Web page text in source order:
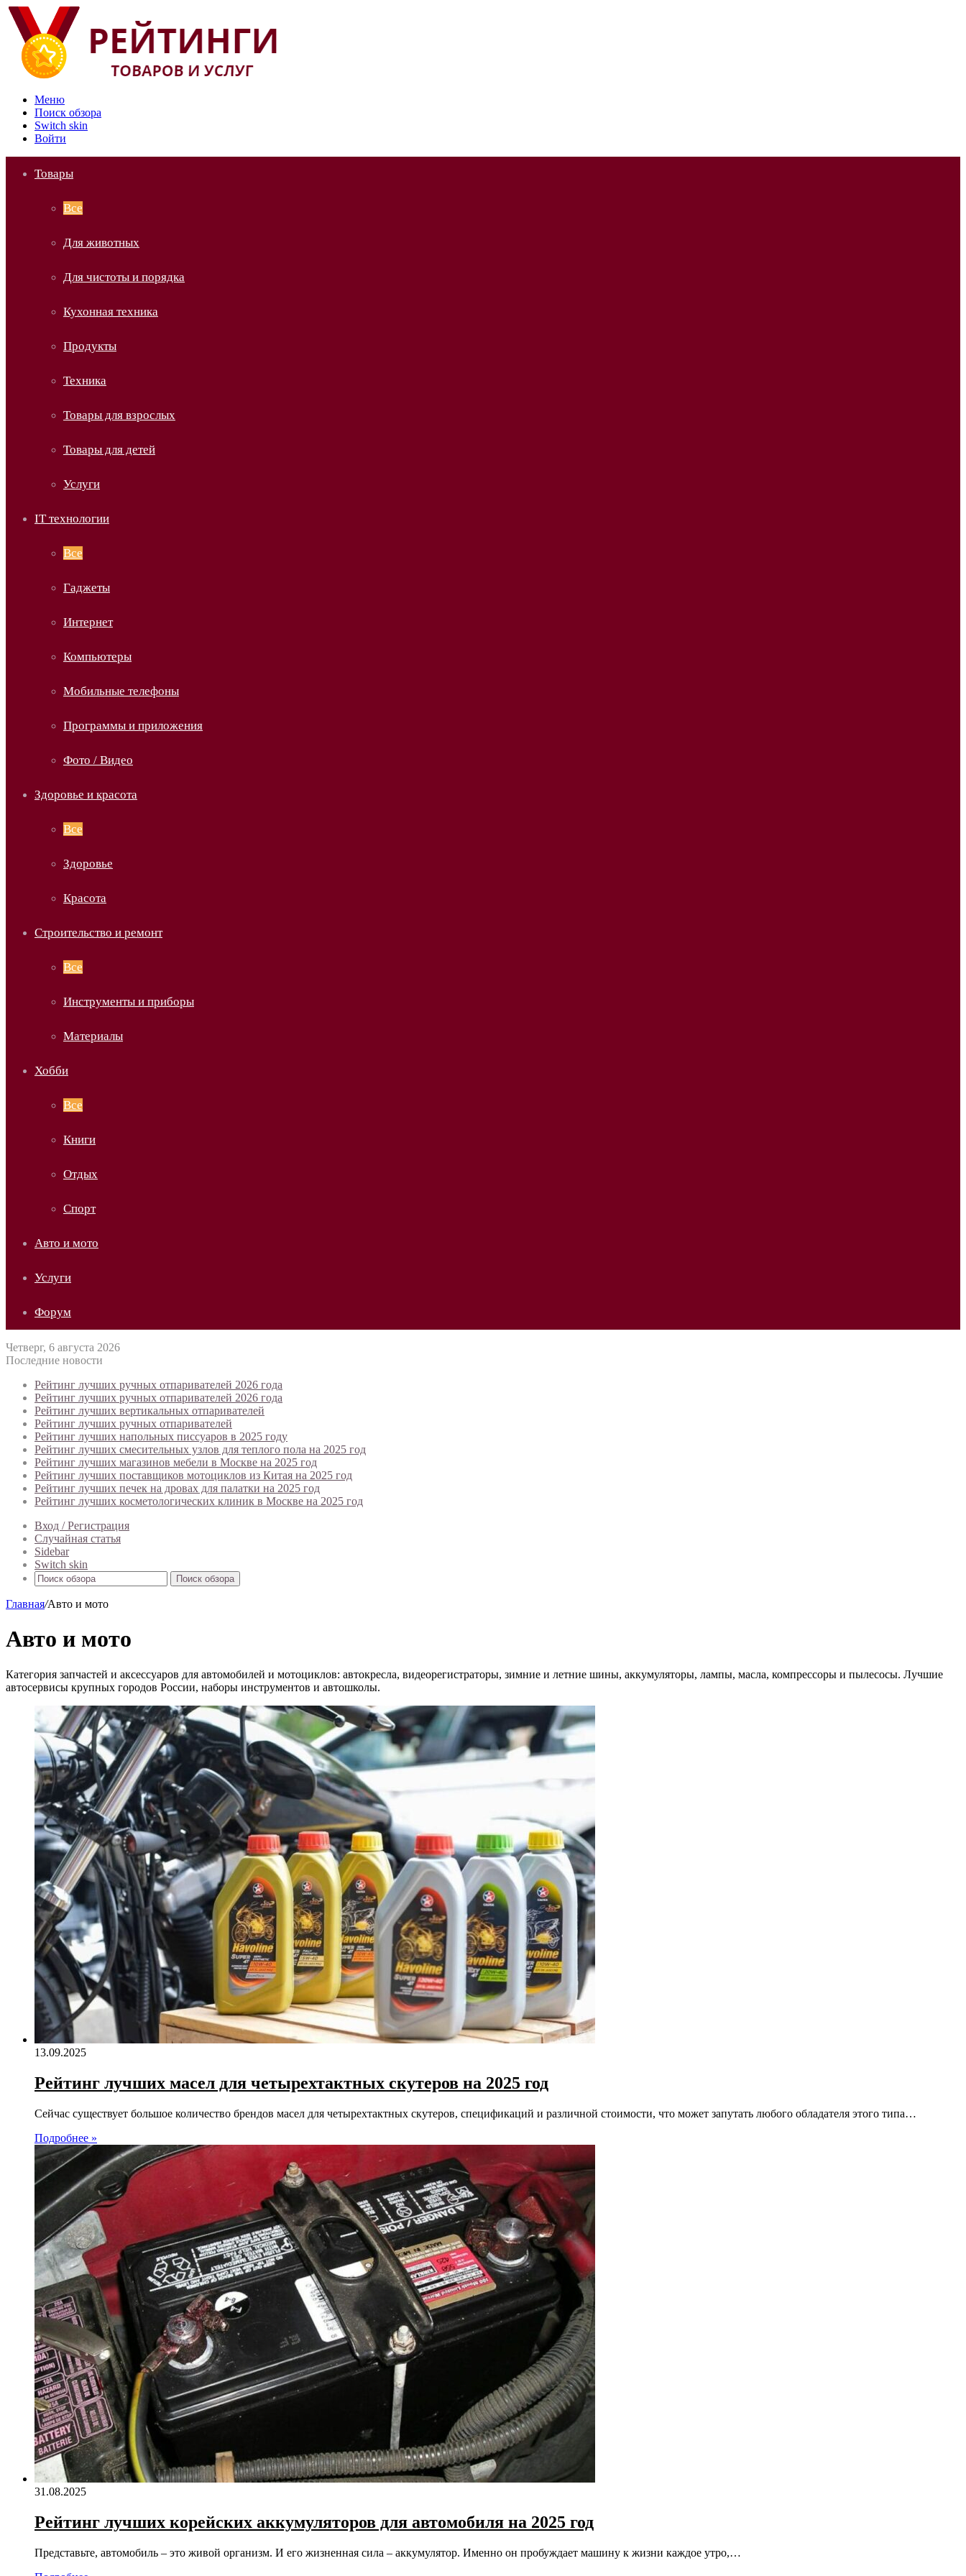
Меню
Поиск обзора
Switch skin
Войти
Товары
Все
Для животных
Для чистоты и порядка
Кухонная техника
Продукты
Техника
Товары для взрослых
Товары для детей
Услуги
IT технологии
Все
Гаджеты
Интернет
Компьютеры
Мобильные телефоны
Программы и приложения
Фото / Видео
Здоровье и красота
Все
Здоровье
Красота
Строительство и ремонт
Все
Инструменты и приборы
Материалы
Хобби
Все
Книги
Отдых
Спорт
Авто и мото
Услуги
Форум
Четверг, 6 августа 2026
Последние новости
Рейтинг лучших ручных отпаривателей 2026 года
Рейтинг лучших ручных отпаривателей 2026 года
Рейтинг лучших вертикальных отпаривателей
Рейтинг лучших ручных отпаривателей
Рейтинг лучших напольных писсуаров в 2025 году
Рейтинг лучших смесительных узлов для теплого пола на 2025 год
Рейтинг лучших магазинов мебели в Москве на 2025 год
Рейтинг лучших поставщиков мотоциклов из Китая на 2025 год
Рейтинг лучших печек на дровах для палатки на 2025 год
Рейтинг лучших косметологических клиник в Москве на 2025 год
Вход / Регистрация
Случайная статья
Sidebar
Switch skin
Поиск обзора
Главная/Авто и мото
Авто и мото
Категория запчастей и аксессуаров для автомобилей и мотоциклов: автокресла, видеорегистраторы, зимние и летние шины, аккумуляторы, лампы, масла, компрессоры и пылесосы. Лучшие
автосервисы крупных городов России, наборы инструментов и автошколы.
13.09.2025
Рейтинг лучших масел для четырехтактных скутеров на 2025 год
Сейчас существует большое количество брендов масел для четырехтактных скутеров, спецификаций и различной стоимости, что может запутать любого обладателя этого типа…
Подробнее »
31.08.2025
Рейтинг лучших корейских аккумуляторов для автомобиля на 2025 год
Представьте, автомобиль – это живой организм. И его жизненная сила – аккумулятор. Именно он пробуждает машину к жизни каждое утро,…